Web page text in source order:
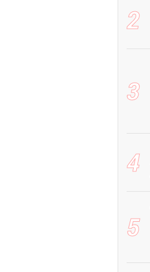
2
3
4
5